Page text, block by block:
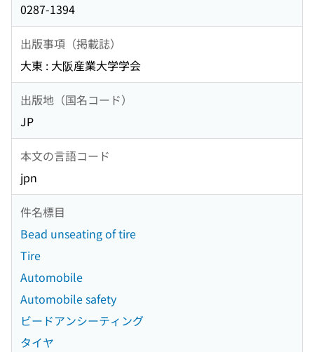
0287-1394
出版事項（掲載誌）
大東 : 大阪産業大学学会
出版地（国名コード）
JP
本文の言語コード
jpn
件名標目
Bead unseating of tire
Tire
Automobile
Automobile safety
ビードアンシーティング
タイヤ